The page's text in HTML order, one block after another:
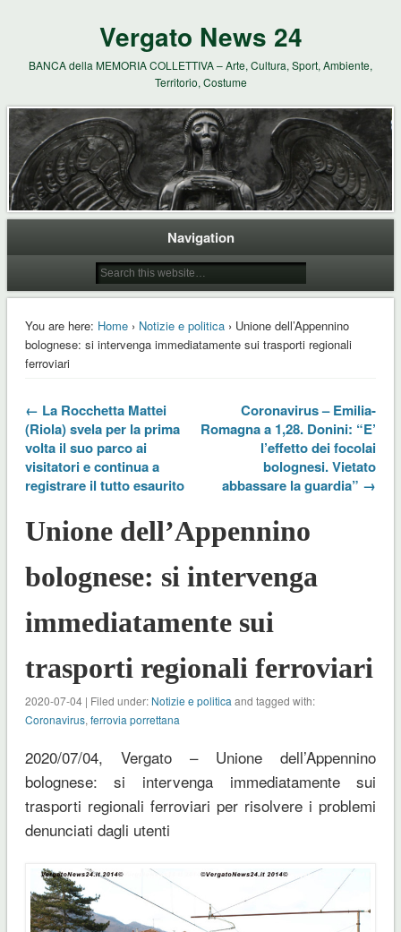
Vergato News 24
BANCA della MEMORIA COLLETTIVA – Arte, Cultura, Sport, Ambiente,
Territorio, Costume
Navigation
You are here: Home› Notizie e politica› Unione dell’Appennino
bolognese: si intervenga immediatamente sui trasporti regionali
ferroviari
← La Rocchetta Mattei
(Riola) svela per la prima
volta il suo parco ai
visitatori e continua a
registrare il tutto esaurito
Coronavirus – Emilia-
Romagna a 1,28. Donini: “E’
l’effetto dei focolai
bolognesi. Vietato
abbassare la guardia” →
Unione dell’Appennino
bolognese: si intervenga
immediatamente sui
trasporti regionali ferroviari
2020-07-04 | Filed under: Notizie e politica and tagged with:
Coronavirus, ferrovia porrettana
2020/07/04, Vergato – Unione dell’Appennino
bolognese: si intervenga immediatamente sui
trasporti regionali ferroviari per risolvere i problemi
denunciati dagli utenti